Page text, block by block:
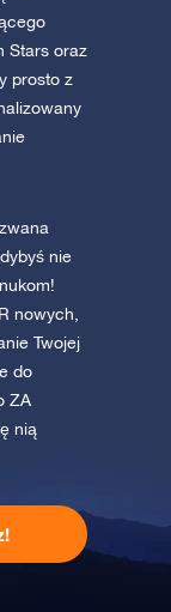
Stars oraz
prosto z
nie
nowych,
Twojej
do
ZA
nią